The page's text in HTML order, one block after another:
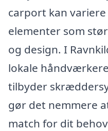
carport kan
elementer som
og design. I
lokale
tilbyder
gør det nemmere
match for dit